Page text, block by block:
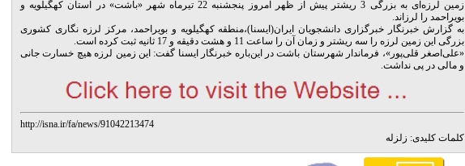
زمین لرزه‌ای به بزرگی 3 ریشتر پیش از ظهر امروز پنجشنبه 22 تیرماه شهر «باشت» در استان کهگیلویه و
بویراحمد را لرزاند.
به گزارش خبرنگار خبرگزاری دانشجویان ایران(ایسنا)،منطقه کهگیلویه و بویراحمد، مرکز لرزه نگاری کشوری
بزرگی این زمین لرزه را سه ریشتر و زمان آن را ساعت 11 و هشت دقیقه و 17 ثانیه ثبت کرده است.
«علی‌اصغر قلی‌پور»، فرماندار شهرستان باشت در این‌باره خبرنگار ایسنا گفت: این زمین لرزه هیچ خسارت جانی
و مالی در پی نداشت.
http://isna.ir/fa/news/91042213474
کلمات کلیدی: زلزله